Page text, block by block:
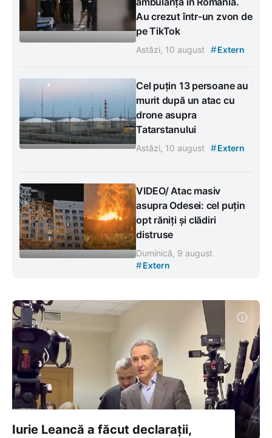
Au crezut într-un zvon de
pe TikTok
Astăzi, 10 august #Extern
Cel puțin 13 persoane au
murit după un atac cu
drone asupra
Tatarstanului
Astăzi, 10 august #Extern
VIDEO/ Atac masiv
asupra Odesei: cel puțin
opt răniți și clădiri
distruse
Duminică, 9 august
#Extern
Iurie Leancă a făcut declarații,